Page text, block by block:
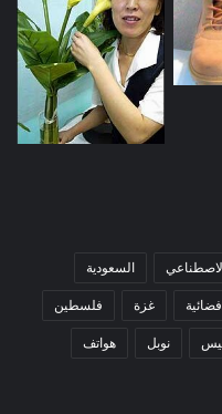
السعودية
غزة فلسطين
نوبل هواتف